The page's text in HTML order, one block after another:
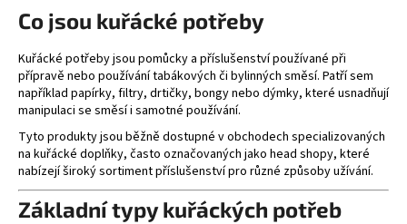
a
c
í
p
r
v
k
y
v
ý
v
n
í
Co jsou kuřácké potřeby
Kuřácké potřeby jsou pomůcky a příslušenství používané při
přípravě nebo používání tabákových či bylinných směsí. Patří sem
například papírky, filtry, drtičky, bongy nebo dýmky, které usnadňují
manipulaci se směsí i samotné používání.
Tyto produkty jsou běžně dostupné v obchodech specializovaných
na kuřácké doplňky, často označovaných jako head shopy, které
nabízejí široký sortiment příslušenství pro různé způsoby užívání.
Základní typy kuřáckých potřeb